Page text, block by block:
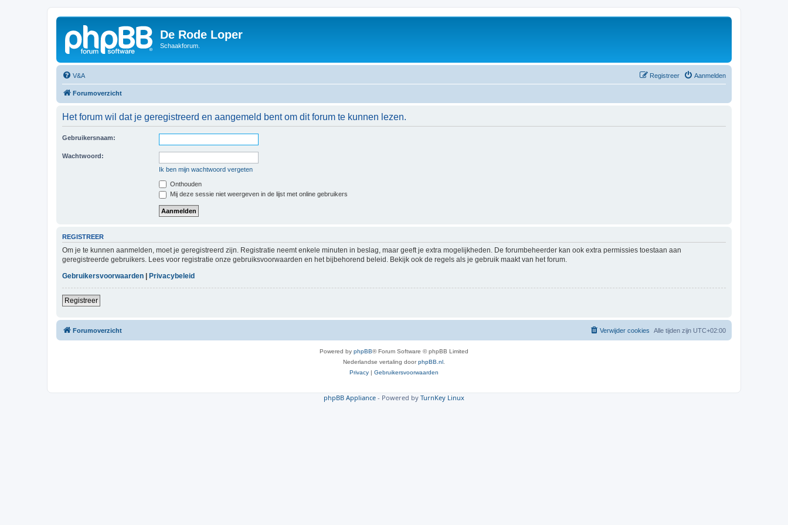
De Rode Loper
Schaakforum.
V&A Aanmelden
Registreer
Forumoverzicht
Het forum wil dat je geregistreerd en aangemeld bent om dit forum te kunnen lezen.
Gebruikersnaam:
Wachtwoord:
Ik ben mijn wachtwoord vergeten
Onthouden
Mij deze sessie niet weergeven in de lijst met online gebruikers
REGISTREER
Om je te kunnen aanmelden, moet je geregistreerd zijn. Registratie neemt enkele minuten in beslag, maar geeft je extra mogelijkheden. De forumbeheerder kan ook extra permissies toestaan aan
geregistreerde gebruikers. Lees voor registratie onze gebruiksvoorwaarden en het bijbehorend beleid. Bekijk ook de regels als je gebruik maakt van het forum.
Gebruikersvoorwaarden
Privacybeleid
Registreer
Forumoverzicht Alle tijden zijn UTC+02:00
Verwijder cookies
Powered by phpBB® Forum Software © phpBB Limited
Nederlandse vertaling doorphpBB.nl.
Privacy | Gebruikersvoorwaarden
phpBB Appliance - Powered by TurnKey Linux